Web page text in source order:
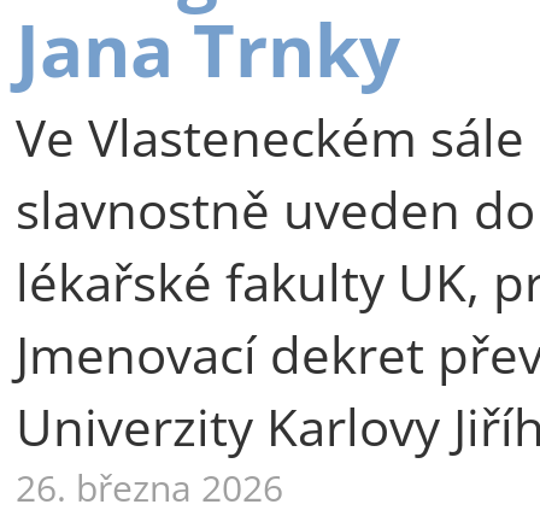
Jana Trnky
Ve Vlasteneckém
slavnostně uveden
lékařské fakulty UK,
Jmenovací dekret
Univerzity Karlovy
26. března 2026